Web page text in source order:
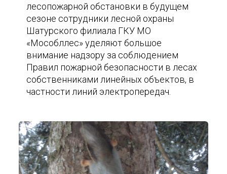
лесопожарной обстановки в будущем
сезоне сотрудники лесной охраны
Шатурского филиала ГКУ МО
«Мособллес» уделяют большое
внимание надзору за соблюдением
Правил пожарной безопасности в лесах
собственниками линейных объектов, в
частности линий электропередач.